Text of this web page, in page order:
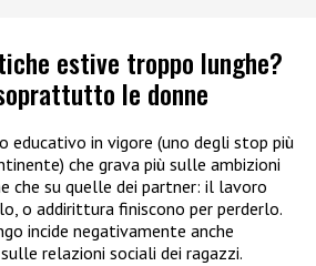
estive troppo lunghe?
le donne
educativo in vigore (uno degli stop più
che grava più sulle ambizioni
che su quelle dei partner: il lavoro
o addirittura finiscono per perderlo.
incide negativamente anche
relazioni sociali dei ragazzi.